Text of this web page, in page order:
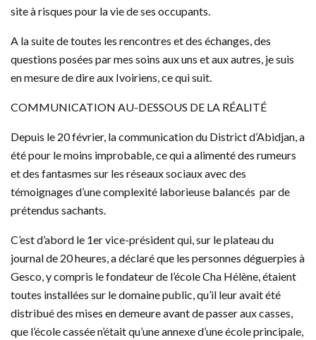
site à risques pour la vie de ses occupants.
A la suite de toutes les rencontres et des échanges, des
questions posées par mes soins aux uns et aux autres, je suis
en mesure de dire aux Ivoiriens, ce qui suit.
COMMUNICATION AU-DESSOUS DE LA RÉALITÉ
Depuis le 20 février, la communication du District d’Abidjan, a
été pour le moins improbable, ce qui a alimenté des rumeurs
et des fantasmes sur les réseaux sociaux avec des
témoignages d’une complexité laborieuse balancés par de
prétendus sachants.
C’est d’abord le 1er vice-président qui, sur le plateau du
journal de 20 heures, a déclaré que les personnes déguerpies à
Gesco, y compris le fondateur de l’école Cha Hélène, étaient
toutes installées sur le domaine public, qu’il leur avait été
distribué des mises en demeure avant de passer aux casses,
que l’école cassée n’était qu’une annexe d’une école principale,